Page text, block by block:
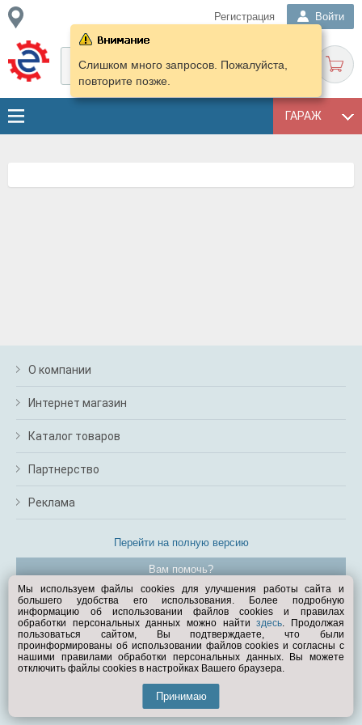
Регистрация Войти
ГАРАЖ
Слишком много запросов. Пожалуйста,
повторите позже.
О компании
Интернет магазин
Каталог товаров
Партнерство
Реклама
Перейти на полную версию
Вам помочь?
© Exist.ru 1998—2026
Мы используем файлы cookies для улучшения работы сайта и
большего удобства его использования. Более подробную
информацию об использовании файлов cookies и правилах
обработки персональных данных можно найтиздесь. Продолжая
пользоваться сайтом, Вы подтверждаете, что были
проинформированы об использовании файлов cookies и согласны с
нашими правилами обработки персональных данных. Вы можете
отключить файлы cookies в настройках Вашего браузера.
Принимаю